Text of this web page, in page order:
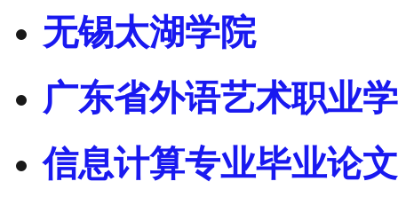
无锡太湖学院
广东省外语艺术职业
信息计算专业毕业论文